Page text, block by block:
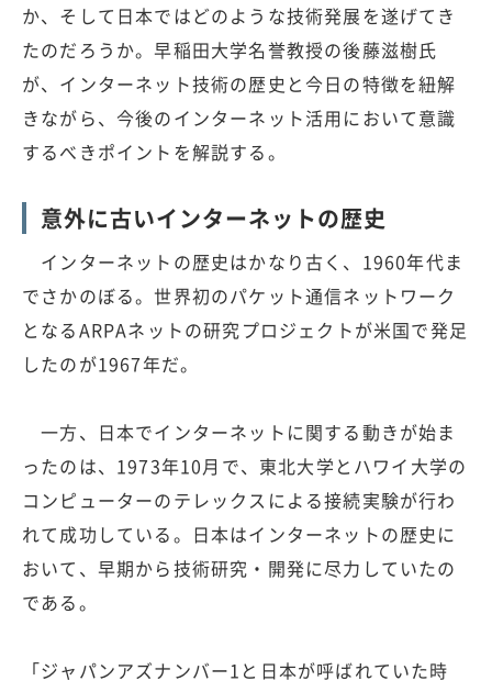
か、そして日本ではどのような技術発展を遂げてき
たのだろうか。早稲田大学名誉教授の後藤滋樹氏
が、インターネット技術の歴史と今日の特徴を紐解
きながら、今後のインターネット活用において意識
するべきポイントを解説する。
意外に古いインターネットの歴史
インターネットの歴史はかなり古く、1960年代ま
でさかのぼる。世界初のパケット通信ネットワーク
となるARPAネットの研究プロジェクトが米国で発足
したのが1967年だ。
一方、日本でインターネットに関する動きが始ま
ったのは、1973年10月で、東北大学とハワイ大学の
コンピューターのテレックスによる接続実験が行わ
れて成功している。日本はインターネットの歴史に
おいて、早期から技術研究・開発に尽力していたの
である。
「ジャパンアズナンバー1と日本が呼ばれていた時